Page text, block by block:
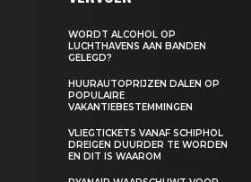
WORDT ALCOHOL OP
LUCHTHAVENS AAN BANDEN
GELEGD?
HUURAUTOPRIJZEN DALEN OP
POPULAIRE
VAKANTIEBESTEMMINGEN
VLIEGTICKETS VANAF SCHIPHOL
DREIGEN DUURDER TE WORDEN
EN DIT IS WAAROM